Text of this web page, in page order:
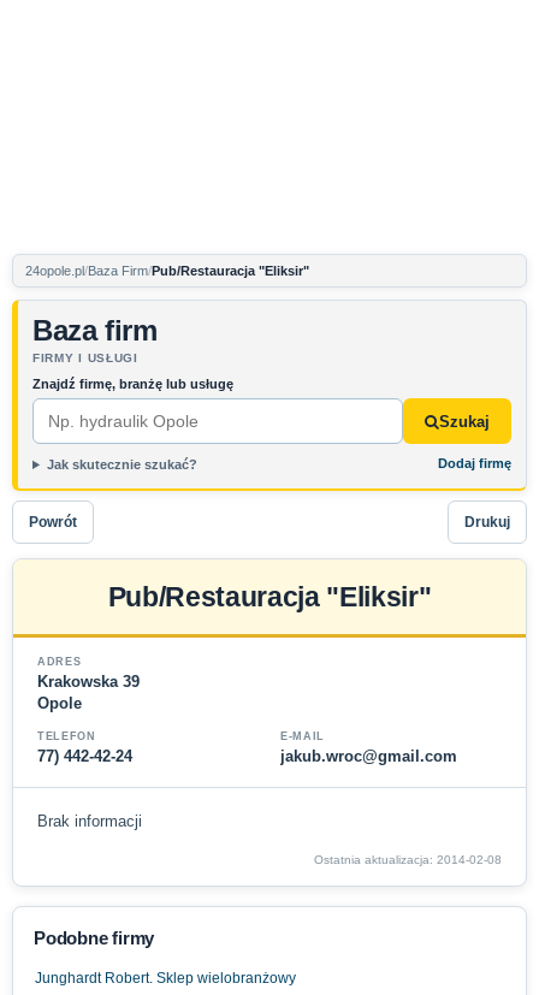
24opole.pl Baza Firm Pub/Restauracja "Eliksir"
Baza firm
FIRMY I USŁUGI
Znajdź firmę, branżę lub usługę
Szukaj
Jak skutecznie szukać? Dodaj firmę
Powrót Drukuj
Pub/Restauracja "Eliksir"
ADRES
Krakowska 39
Opole
TELEFON
77) 442-42-24
E-MAIL
jakub.wroc@gmail.com
Brak informacji
Ostatnia aktualizacja: 2014-02-08
Podobne firmy
Junghardt Robert. Sklep wielobranżowy